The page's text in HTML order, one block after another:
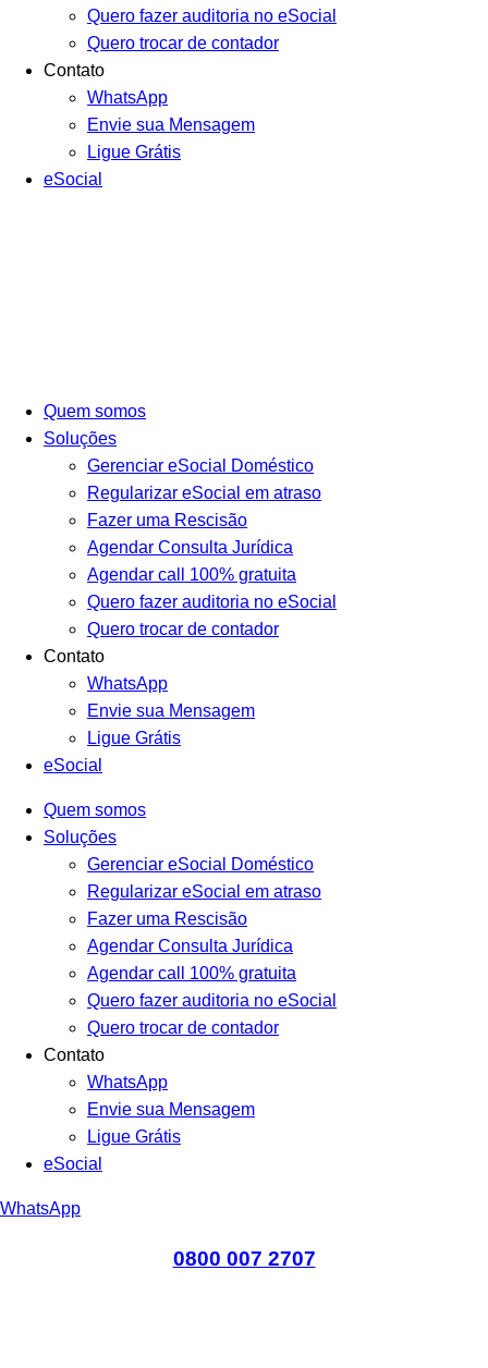
Quero fazer auditoria no eSocial
Quero trocar de contador
Contato
WhatsApp
Envie sua Mensagem
Ligue Grátis
eSocial
Quem somos
Soluções
Gerenciar eSocial Doméstico
Regularizar eSocial em atraso
Fazer uma Rescisão
Agendar Consulta Jurídica
Agendar call 100% gratuita
Quero fazer auditoria no eSocial
Quero trocar de contador
Contato
WhatsApp
Envie sua Mensagem
Ligue Grátis
eSocial
Quem somos
Soluções
Gerenciar eSocial Doméstico
Regularizar eSocial em atraso
Fazer uma Rescisão
Agendar Consulta Jurídica
Agendar call 100% gratuita
Quero fazer auditoria no eSocial
Quero trocar de contador
Contato
WhatsApp
Envie sua Mensagem
Ligue Grátis
eSocial
WhatsApp
0800 007 2707